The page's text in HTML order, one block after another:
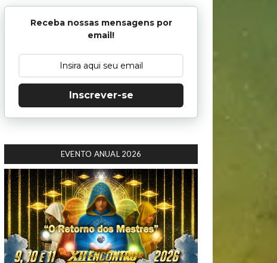
Receba nossas mensagens por
email!
Inscrever-se
EVENTO ANUAL 2026